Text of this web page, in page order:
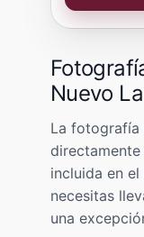
Nuevo
La fotografía
incluida en
necesitas
una